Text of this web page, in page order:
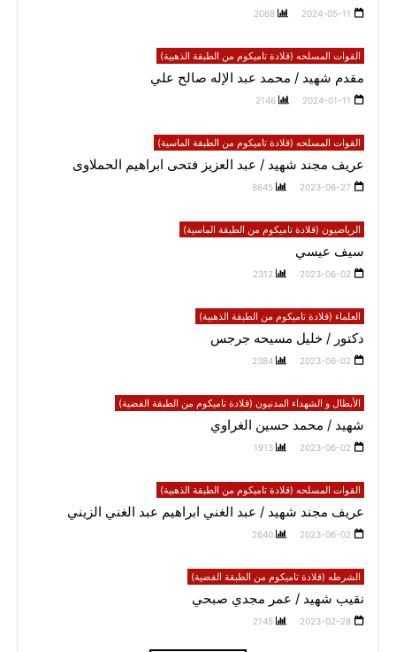
2024-05-11
2068
القوات المسلحه (قلادة تاميكوم من الطبقة الذهبية)
مقدم شهيد / محمد عبد الإله صالح علي
2024-01-11
2146
القوات المسلحه (قلادة تاميكوم من الطبقة الماسية)
عريف مجند شهيد / عبد العزيز فتحى ابراهيم الحملاوى
2023-06-27
8645
الرياضيون (قلادة تاميكوم من الطبقة الماسية)
سيف عيسي
2023-06-02
2312
العلماء (قلادة تاميكوم من الطبقة الذهبية)
دكتور / خليل مسيحه جرجس
2023-06-02
2384
الأبطال و الشهداء المدنيون (قلادة تاميكوم من الطبقة الفضية)
شهيد / محمد حسين الغراوي
2023-06-02
1913
القوات المسلحه (قلادة تاميكوم من الطبقة الذهبية)
عريف مجند شهيد / عبد الغني ابراهيم عبد الغني الزيني
2023-06-02
2640
الشرطه (قلادة تاميكوم من الطبقة الفضية)
نقيب شهيد / عمر مجدي صبحي
2023-02-28
2145